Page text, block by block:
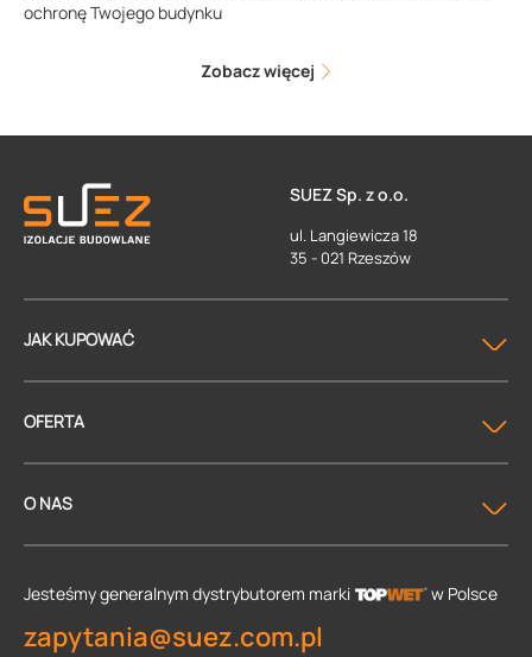
ochronę Twojego budynku
Zobacz więcej
SUEZ Sp. z o.o.
ul. Langiewicza 18
35 - 021 Rzeszów
JAK KUPOWAĆ
OFERTA
O NAS
Jesteśmy generalnym dystrybutorem marki w Polsce
zapytania@suez.com.pl